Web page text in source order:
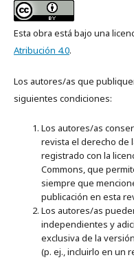
Esta obra está bajo una
Atribución 4.0.
Los autores/as que
siguientes condiciones:
Los autores/as
revista el derecho de
registrado con la
Commons, que
siempre que
publicación en esta
Los autores/as
independientes y
exclusiva de la
(p. ej., incluirlo en un